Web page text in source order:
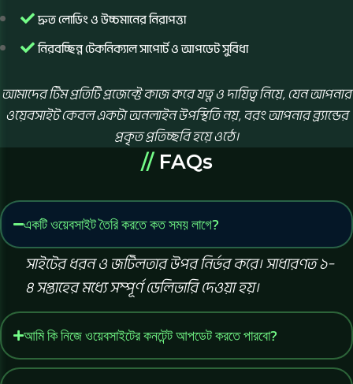
দ্রুত লোডিং ও উচ্চমানের নিরাপত্তা
নিরবচ্ছিন্ন টেকনিক্যাল সাপোর্ট ও আপডেট সুবিধা
আমাদের টিম প্রতিটি প্রজেক্টে কাজ করে যত্ন ও দায়িত্ব নিয়ে, যেন আপনার
ওয়েবসাইট কেবল একটা অনলাইন উপস্থিতি নয়, বরং আপনার ব্র্যান্ডের
প্রকৃত প্রতিচ্ছবি হয়ে ওঠে।
//FAQs
একটি ওয়েবসাইট তৈরি করতে কত সময় লাগে?
সাইটের ধরন ও জটিলতার উপর নির্ভর করে। সাধারণত ১–
৪ সপ্তাহের মধ্যে সম্পূর্ণ ডেলিভারি দেওয়া হয়।
আমি কি নিজে ওয়েবসাইটের কনটেন্ট আপডেট করতে পারবো?